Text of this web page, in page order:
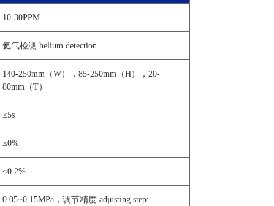
10-30PPM
氦气检测 helium detection
140-250mm（W），85-250mm（H），20-
80mm（T）
≤5s
≤0%
≤0.2%
0.05~0.15MPa，调节精度 adjusting step: